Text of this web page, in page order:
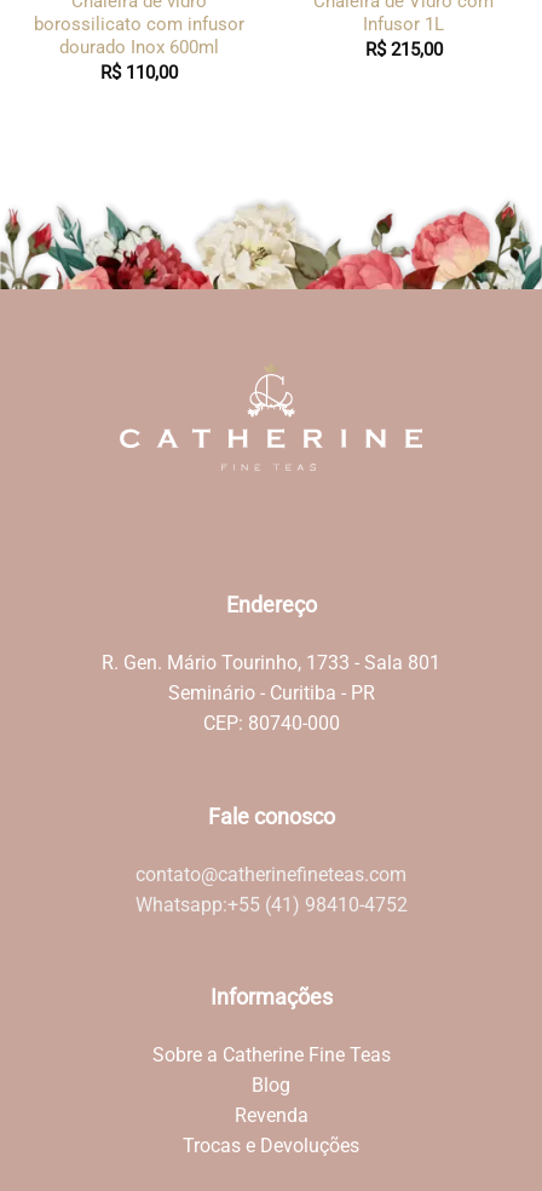
borossilicato com infusor
dourado Inox 600ml
R$110,00
Infusor 1L
R$215,00
Endereço
R. Gen. Mário Tourinho, 1733 - Sala 801
Seminário - Curitiba - PR
CEP: 80740-000
Fale conosco
contato@catherinefineteas.com
Whatsapp:+55 (41) 98410-4752
Informações
Sobre a Catherine Fine Teas
Blog
Revenda
Trocas e Devoluções